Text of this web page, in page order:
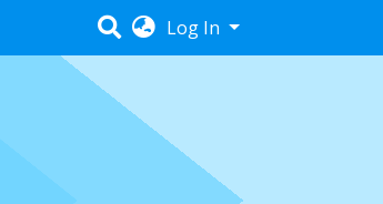
Log In